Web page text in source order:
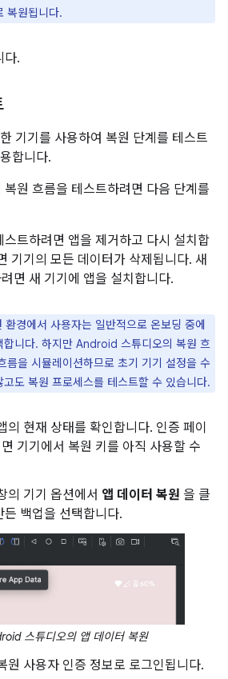
복원됩니다.
다.
기기를 사용하여 복원 단계를 테스트
합니다.
원 흐름을 테스트하려면 다음 단계를
스트하려면 앱을 제거하고 다시 설치합
기기의 모든 데이터가 삭제됩니다. 새
면 새 기기에 앱을 설치합니다.
환경에서 사용자는 일반적으로 온보딩 중에
합니다. 하지만 Android 스튜디오의 복원 흐
름을 시뮬레이션하므로 초기 기기 설정을 수
도 복원 프로세스를 테스트할 수 있습니다.
의 현재 상태를 확인합니다. 인증 페이
기기에서 복원 키를 아직 사용할 수
의 기기 옵션에서 앱 데이터 복원 을 클
든 백업을 선택합니다.
스튜디오의 앱 데이터 복원
원 사용자 인증 정보로 로그인됩니다.